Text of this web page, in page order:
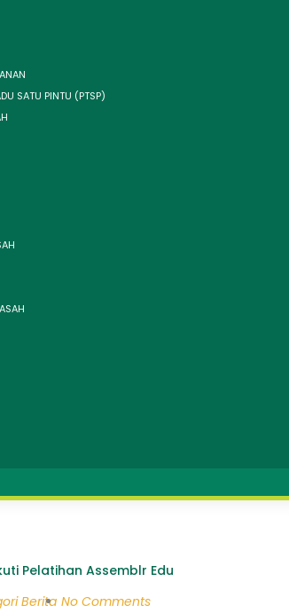
SATU PINTU (PTSP)
Pelatihan Assemblr Edu
Berita No Comments